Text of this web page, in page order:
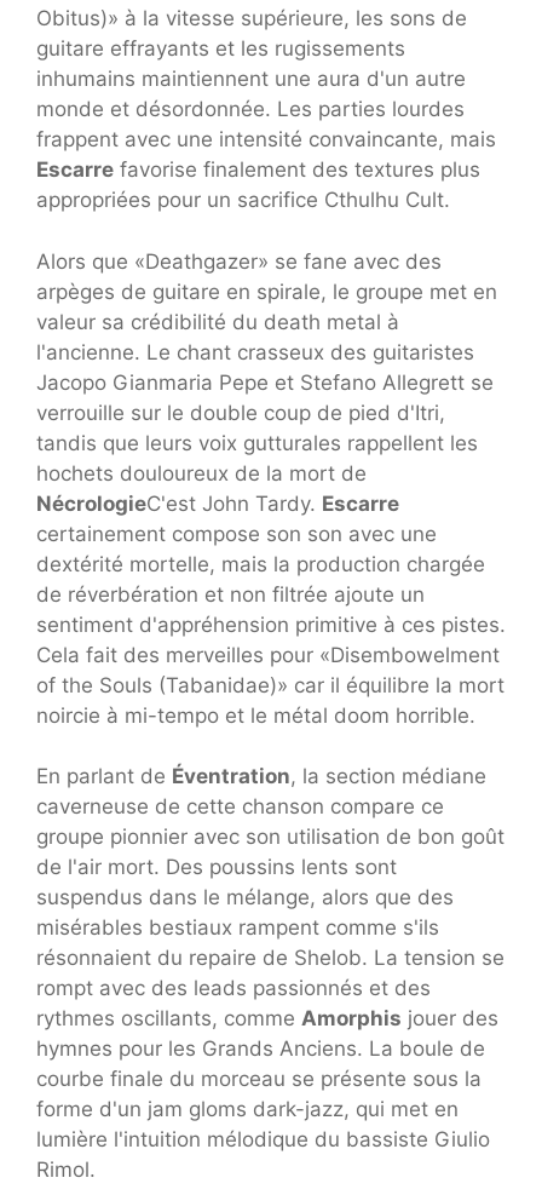
Obitus)» à la vitesse supérieure, les sons de
guitare effrayants et les rugissements
inhumains maintiennent une aura d'un autre
monde et désordonnée. Les parties lourdes
frappent avec une intensité convaincante, mais
Escarre favorise finalement des textures plus
appropriées pour un sacrifice Cthulhu Cult.
Alors que «Deathgazer» se fane avec des
arpèges de guitare en spirale, le groupe met en
valeur sa crédibilité du death metal à
l'ancienne. Le chant crasseux des guitaristes
Jacopo Gianmaria Pepe et Stefano Allegrett se
verrouille sur le double coup de pied d'Itri,
tandis que leurs voix gutturales rappellent les
hochets douloureux de la mort de
NécrologieC'est John Tardy. Escarre
certainement compose son son avec une
dextérité mortelle, mais la production chargée
de réverbération et non filtrée ajoute un
sentiment d'appréhension primitive à ces pistes.
Cela fait des merveilles pour «Disembowelment
of the Souls (Tabanidae)» car il équilibre la mort
noircie à mi-tempo et le métal doom horrible.
En parlant de Éventration, la section médiane
caverneuse de cette chanson compare ce
groupe pionnier avec son utilisation de bon goût
de l'air mort. Des poussins lents sont
suspendus dans le mélange, alors que des
misérables bestiaux rampent comme s'ils
résonnaient du repaire de Shelob. La tension se
rompt avec des leads passionnés et des
rythmes oscillants, comme Amorphis jouer des
hymnes pour les Grands Anciens. La boule de
courbe finale du morceau se présente sous la
forme d'un jam gloms dark-jazz, qui met en
lumière l'intuition mélodique du bassiste Giulio
Rimol.